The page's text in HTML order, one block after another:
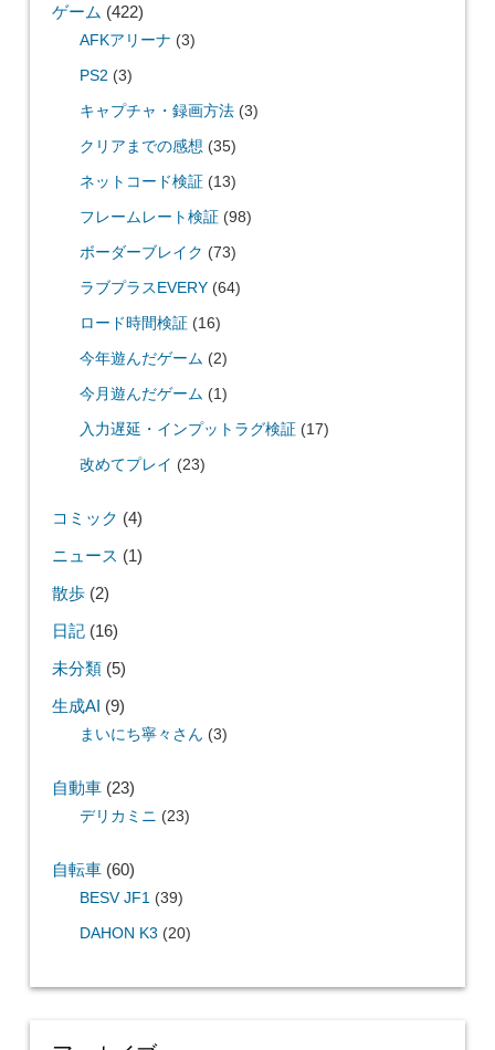
ゲーム (422)
AFKアリーナ (3)
PS2 (3)
キャプチャ・録画方法(3)
クリアまでの感想 (35)
ネットコード検証(13)
フレームレート検証(98)
ボーダーブレイク (73)
ラブプラスEVERY(64)
ロード時間検証(16)
今年遊んだゲーム (2)
今月遊んだゲーム (1)
入力遅延・インプットラグ検証(17)
改めてプレイ (23)
コミック (4)
ニュース (1)
散歩(2)
日記(16)
未分類(5)
生成AI (9)
まいにち寧々さん (3)
自動車(23)
デリカミニ (23)
自転車(60)
BESV JF1 (39)
DAHON K3 (20)